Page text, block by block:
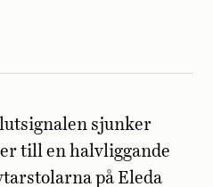
sjunker
till en halvliggande
på Eleda